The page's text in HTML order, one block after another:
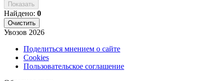
Показать
Найдено: 0
Очистить
Увозов 2026
Поделиться мнением о сайте
Cookies
Пользовательское соглашение